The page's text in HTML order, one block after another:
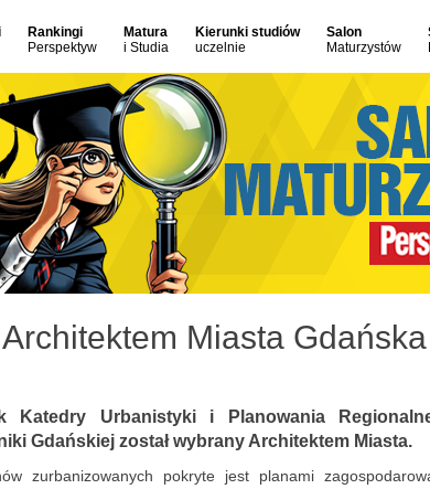
Rankingi
Perspektyw
Matura
i Studia
Kierunki studiów
uczelnie
Salon
Maturzystów
Miasta Gdańska
Katedry Urbanistyki i Planowania
Gdańskiej został wybrany Architektem Miasta.
zurbanizowanych pokryte jest planami